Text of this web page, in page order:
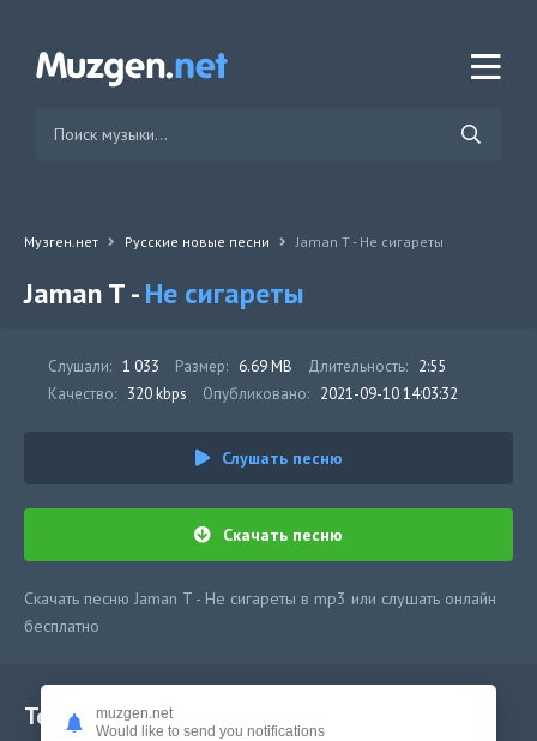
Музген.нет Русские новые песни Jaman T - Не сигареты
Jaman T -Не сигареты
Слушали: 1 033 Размер: 6.69 MB Длительность: 2:55
Качество: 320 kbps Опубликовано: 2021-09-10 14:03:32
Слушать песню
Скачать песню
Скачать песню Jaman T - Не сигареты в mp3 или слушать онлайн
бесплатно
Текст песни
muzgen.net
Would like to send you notifications